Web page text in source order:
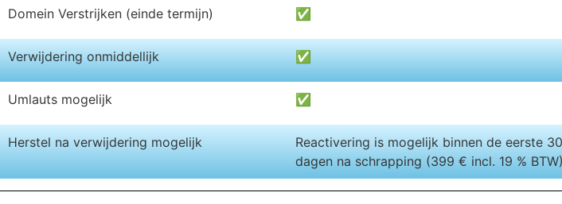
Domein Verstrijken (einde termijn) ✅
Verwijdering onmiddellijk ✅
Umlauts mogelijk ✅
Herstel na verwijdering mogelijk
Reactivering is mogelijk binnen de eerste 30
dagen na schrapping (399 € incl. 19 % BTW)